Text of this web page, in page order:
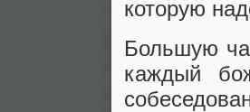
которую
Большую
каждый